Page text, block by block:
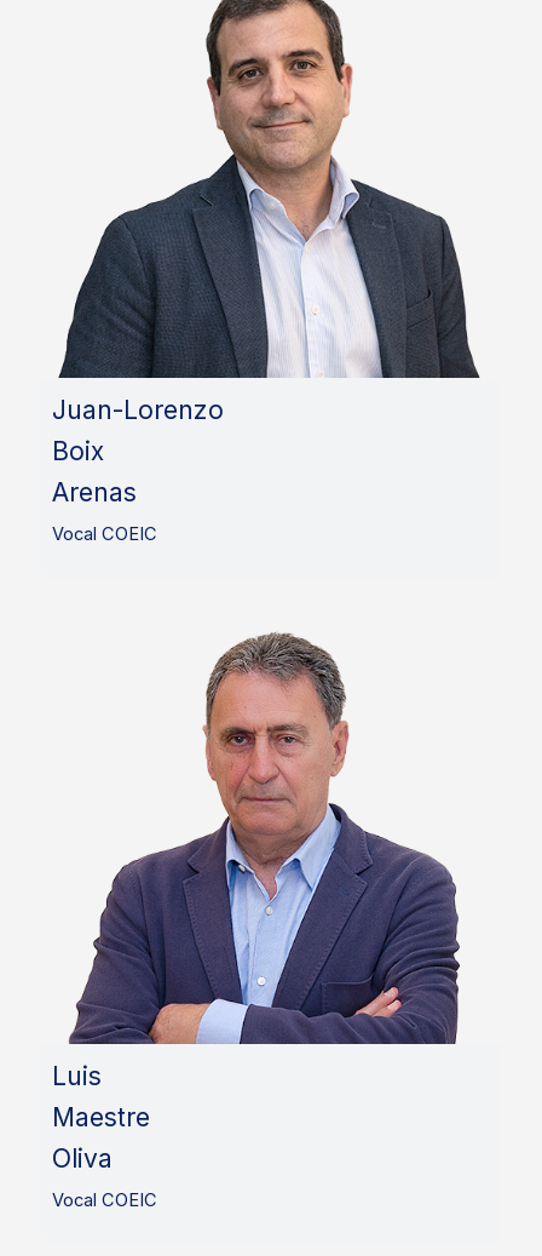
Juan-Lorenzo
Boix
Arenas
Vocal COEIC
Luis
Maestre
Oliva
Vocal COEIC